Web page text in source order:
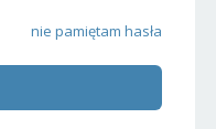
nie pamiętam hasła